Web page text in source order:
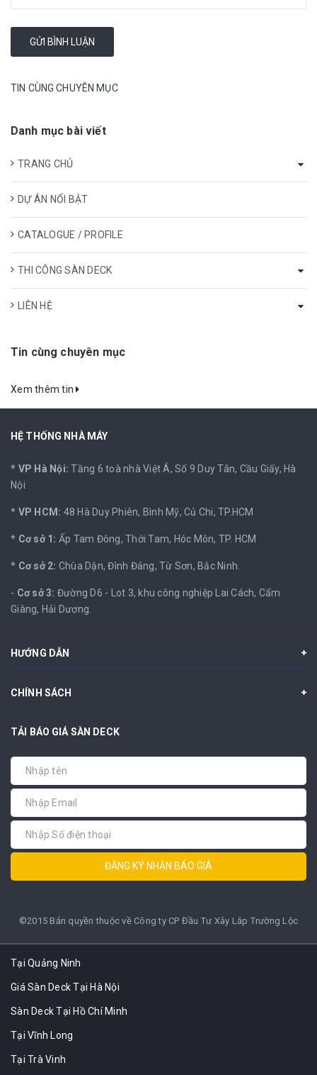
TIN CÙNG CHUYÊN MỤC
Danh mục bài viết
TRANG CHỦ
DỰ ÁN NỔI BẬT
CATALOGUE / PROFILE
THI CÔNG SÀN DECK
LIÊN HỆ
Tin cùng chuyên mục
Xem thêm tin
HỆ THỐNG NHÀ MÁY
* VP Hà Nội: Tầng 6 toà nhà Việt Á, Số 9 Duy Tân, Cầu Giấy, Hà
Nội
* VP HCM: 48 Hà Duy Phiên, Bình Mỹ, Củ Chi, TP.HCM
* Cơ sở 1: Ấp Tam Đông, Thới Tam, Hóc Môn, TP. HCM
* Cơ sở 2: Chùa Dận, Đình Đảng, Từ Sơn, Bắc Ninh.
- Cơ sở 3: Đường D6 - Lot 3, khu công nghiệp Lai Cách, Cẩm
Giàng, Hải Dương.
HƯỚNG DẪN
CHÍNH SÁCH
TẢI BÁO GIÁ SÀN DECK
ĐĂNG KÝ NHẬN BÁO GIÁ
©2015 Bản quyền thuộc về Công ty CP Đầu Tư Xây Lắp Trường Lộc
Tại Quảng Ninh
Giá Sàn Deck Tại Hà Nội
Sàn Deck Tại Hồ Chí Minh
Tại Vĩnh Long
Tại Trà Vinh